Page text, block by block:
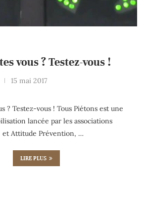
vous ? Testez-vous !
15 mai 2017
? Testez-vous ! Tous Piétons est une
lancée par les associations
et Attitude Prévention, …
LIRE PLUS